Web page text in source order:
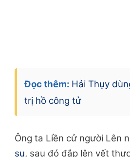
Đọc thêm: Hải Thụy
trị hồ công tử
Ông ta Liền cử người Lên
su, sau đó đắp lên vết